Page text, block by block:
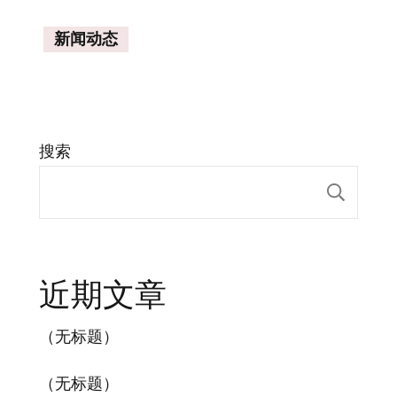
新闻动态
搜索
近期文章
（无标题）
（无标题）